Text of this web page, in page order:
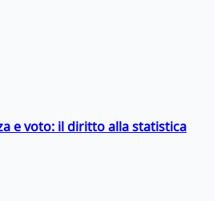
e voto: il diritto alla statistica